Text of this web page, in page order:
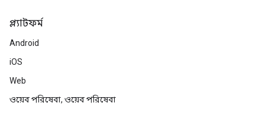
প্ল্যাটফর্ম
Android
iOS
Web
ওয়েব পরিষেবা, ওয়েব পরিষেবা